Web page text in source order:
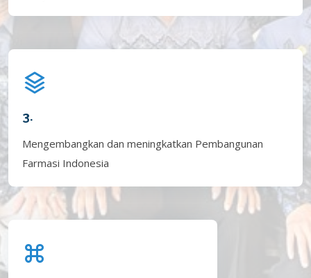
3.
Mengembangkan dan meningkatkan Pembangunan
Farmasi Indonesia